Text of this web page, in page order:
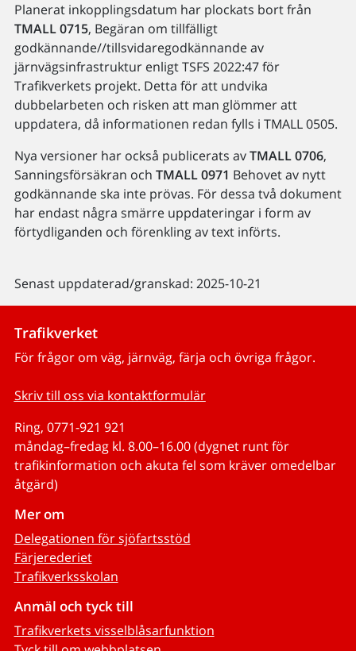
Planerat inkopplingsdatum har plockats bort från
TMALL 0715, Begäran om tillfälligt
godkännande//tillsvidaregodkännande av
järnvägsinfrastruktur enligt TSFS 2022:47 för
Trafikverkets projekt. Detta för att undvika
dubbelarbeten och risken att man glömmer att
uppdatera, då informationen redan fylls i TMALL 0505.
Nya versioner har också publicerats avTMALL 0706,
Sanningsförsäkran och TMALL 0971 Behovet av nytt
godkännande ska inte prövas. För dessa två dokument
har endast några smärre uppdateringar i form av
förtydliganden och förenkling av text införts.
Senast uppdaterad/granskad: 2025-10-21
Trafikverket
För frågor om väg, järnväg, färja och övriga frågor.
Skriv till oss via kontaktformulär
Ring, 0771-921 921
måndag–fredag kl. 8.00–16.00 (dygnet runt för
trafikinformation och akuta fel som kräver omedelbar
åtgärd)
Mer om
Delegationen för sjöfartsstöd
Färjerederiet
Trafikverksskolan
Anmäl och tyck till
Trafikverkets visselblåsarfunktion